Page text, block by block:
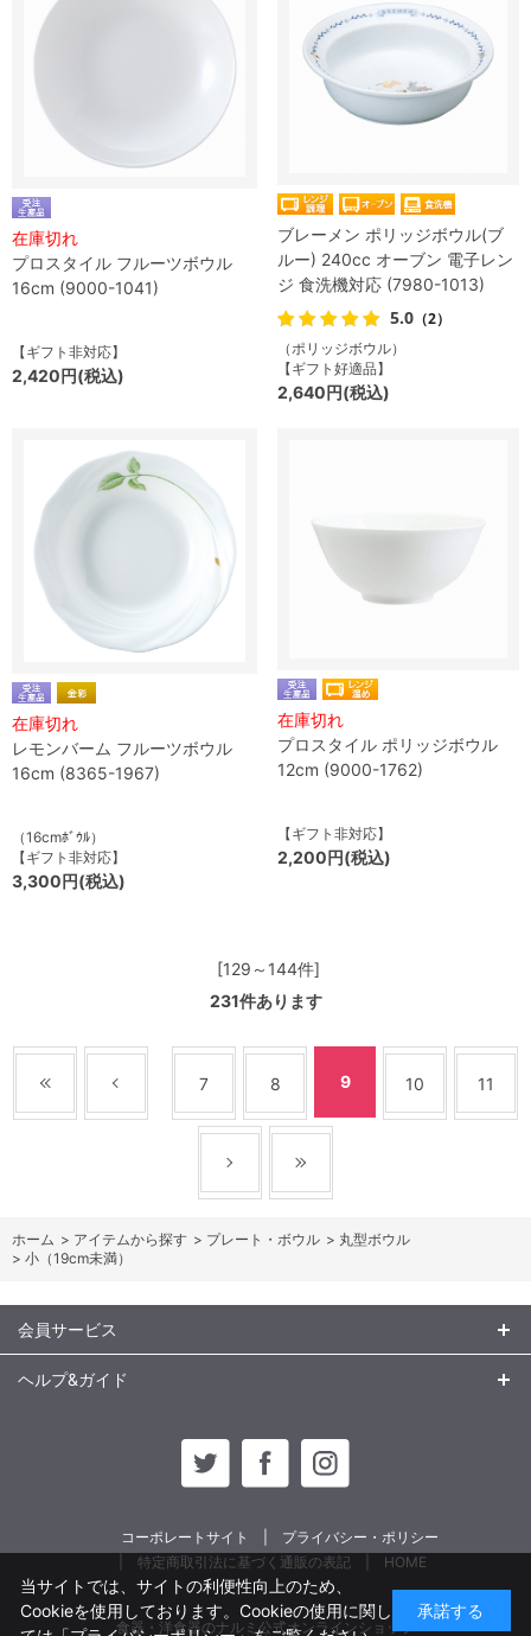
在庫切れ
プロスタイル フルーツボウル
16cm (9000-1041)
【ギフト非対応】
2,420円(税込)
ブレーメン ポリッジボウル(ブ
ルー) 240cc オーブン 電子レン
ジ 食洗機対応 (7980-1013)
5.0 （2）
（ポリッジボウル）
【ギフト好適品】
2,640円(税込)
在庫切れ
レモンバーム フルーツボウル
16cm (8365-1967)
（16cmﾎﾞｳﾙ）
【ギフト非対応】
3,300円(税込)
在庫切れ
プロスタイル ポリッジボウル
12cm (9000-1762)
【ギフト非対応】
2,200円(税込)
[129～144件]
231件あります
7 8 9 10 11
ホーム > アイテムから探す > プレート・ボウル > 丸型ボウル
> 小（19cm未満）
会員サービス
ヘルプ&ガイド
コーポレートサイト
プライバシー・ポリシー
特定商取引法に基づく通販の表記
HOME
食器・洋食器のナルミ公式オンラインショップ
当サイトでは、サイトの利便性向上のため、
Cookieを使用しております。Cookieの使用に関し
承諾する